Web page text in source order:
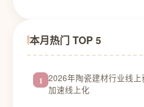
本月热门 TOP 5
1 2026年陶瓷建材行业线
加速线上化